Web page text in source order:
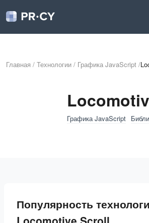
Главная / Технологии / Графика JavaScript /
Графика JavaScript
Популярность